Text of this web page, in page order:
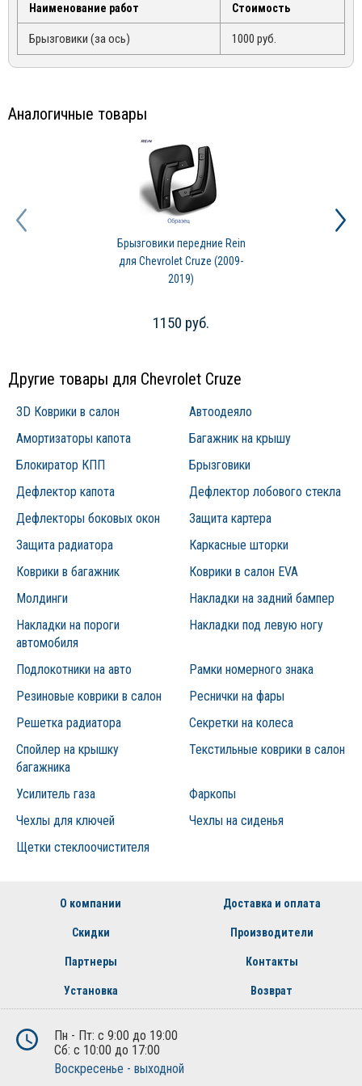
Наименование работ Стоимость
Брызговики (за ось) 1000 руб.
Аналогичные товары
Брызговики передние Rein
для Chevrolet Cruze (2009-
2019)
1150 руб.
Другие товары для Chevrolet Cruze
3D Коврики в салон
Автоодеяло
Амортизаторы капота
Багажник на крышу
Блокиратор КПП
Брызговики
Дефлектор капота
Дефлектор лобового стекла
Дефлекторы боковых окон
Защита картера
Защита радиатора
Каркасные шторки
Коврики в багажник
Коврики в салон EVA
Молдинги
Накладки на задний бампер
Накладки на пороги
автомобиля
Накладки под левую ногу
Подлокотники на авто
Рамки номерного знака
Резиновые коврики в салон
Реснички на фары
Решетка радиатора
Секретки на колеса
Спойлер на крышку
багажника
Текстильные коврики в салон
Усилитель газа
Фаркопы
Чехлы для ключей
Чехлы на сиденья
Щетки стеклоочистителя
О компании Доставка и оплата
Скидки Производители
Партнеры Контакты
Установка Возврат
Пн - Пт: с 9:00 до 19:00
Сб: с 10:00 до 17:00
Воскресенье - выходной